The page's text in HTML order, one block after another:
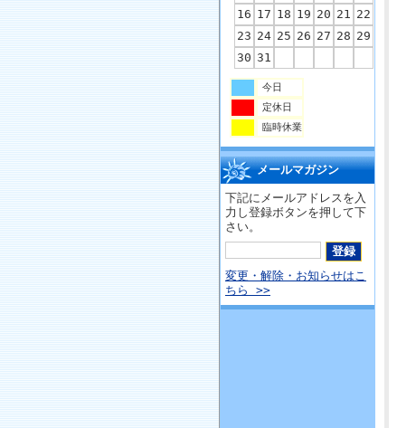
16 17 18 19 20 21 22
23 24 25 26 27 28 29
30 31
今日
定休日
臨時休業
メールマガジン
下記にメールアドレスを入
力し登録ボタンを押して下
さい。
変更・解除・お知らせはこ
ちら >>